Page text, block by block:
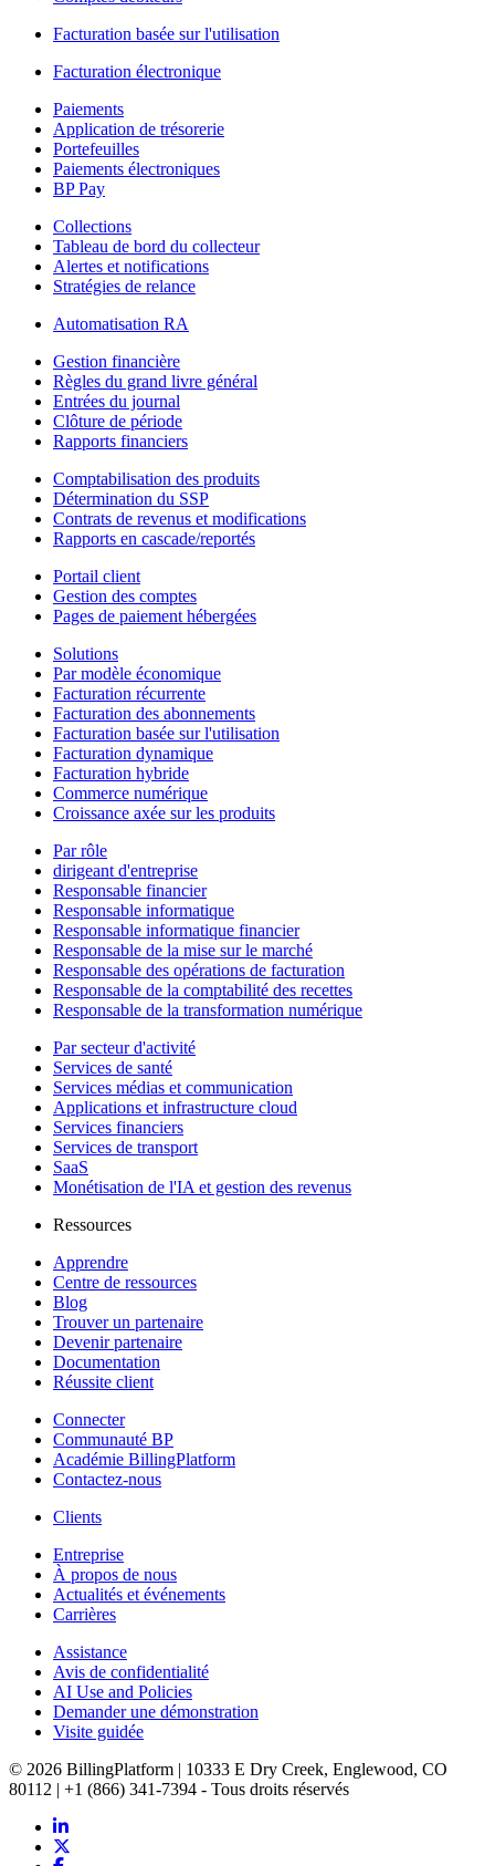
Facturation basée sur l'utilisation
Facturation électronique
Paiements
Application de trésorerie
Portefeuilles
Paiements électroniques
BP Pay
Collections
Tableau de bord du collecteur
Alertes et notifications
Stratégies de relance
Automatisation RA
Gestion financière
Règles du grand livre général
Entrées du journal
Clôture de période
Rapports financiers
Comptabilisation des produits
Détermination du SSP
Contrats de revenus et modifications
Rapports en cascade/reportés
Portail client
Gestion des comptes
Pages de paiement hébergées
Solutions
Par modèle économique
Facturation récurrente
Facturation des abonnements
Facturation basée sur l'utilisation
Facturation dynamique
Facturation hybride
Commerce numérique
Croissance axée sur les produits
Par rôle
dirigeant d'entreprise
Responsable financier
Responsable informatique
Responsable informatique financier
Responsable de la mise sur le marché
Responsable des opérations de facturation
Responsable de la comptabilité des recettes
Responsable de la transformation numérique
Par secteur d'activité
Services de santé
Services médias et communication
Applications et infrastructure cloud
Services financiers
Services de transport
SaaS
Monétisation de l'IA et gestion des revenus
Ressources
Apprendre
Centre de ressources
Blog
Trouver un partenaire
Devenir partenaire
Documentation
Réussite client
Connecter
Communauté BP
Académie BillingPlatform
Contactez-nous
Clients
Entreprise
À propos de nous
Actualités et événements
Carrières
Assistance
Avis de confidentialité
AI Use and Policies
Demander une démonstration
Visite guidée
© 2026 BillingPlatform | 10333 E Dry Creek, Englewood, CO
80112 | +1 (866) 341-7394 - Tous droits réservés